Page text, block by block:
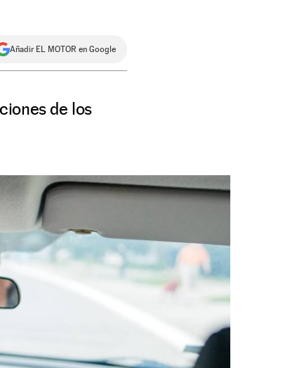
Añadir EL MOTOR en Google
de los